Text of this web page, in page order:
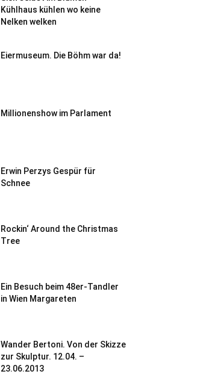
Kühlhaus kühlen wo keine
Nelken welken
Eiermuseum. Die Böhm war da!
Millionenshow im Parlament
Erwin Perzys Gespür für
Schnee
Rockin‘ Around the Christmas
Tree
Ein Besuch beim 48er-Tandler
in Wien Margareten
Wander Bertoni. Von der Skizze
zur Skulptur. 12.04. –
23.06.2013